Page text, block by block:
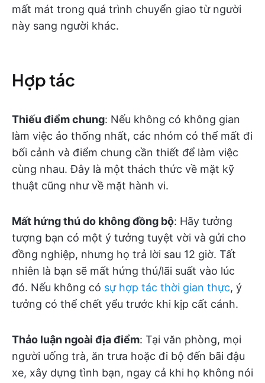
mất mát trong quá trình chuyển giao từ người
này sang người khác.
Hợp tác
Thiếu điểm chung: Nếu không có không gian
làm việc ảo thống nhất, các nhóm có thể mất đi
bối cảnh và điểm chung cần thiết để làm việc
cùng nhau. Đây là một thách thức về mặt kỹ
thuật cũng như về mặt hành vi.
Mất hứng thú do không đồng bộ: Hãy tưởng
tượng bạn có một ý tưởng tuyệt vời và gửi cho
đồng nghiệp, nhưng họ trả lời sau 12 giờ. Tất
nhiên là bạn sẽ mất hứng thú/lãi suất vào lúc
đó. Nếu không có sự hợp tác thời gian thực, ý
tưởng có thể chết yểu trước khi kịp cất cánh.
Thảo luận ngoài địa điểm: Tại văn phòng, mọi
người uống trà, ăn trưa hoặc đi bộ đến bãi đậu
xe, xây dựng tình bạn, ngay cả khi họ không nói